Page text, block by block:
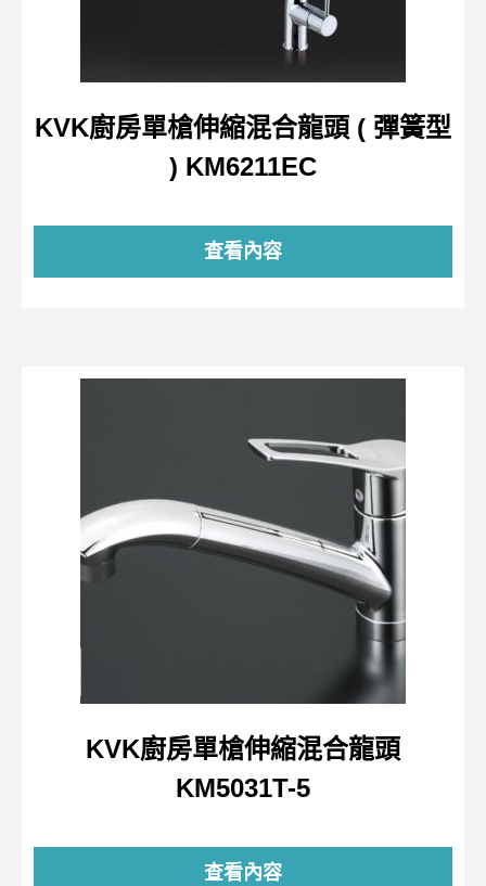
KVK廚房單槍伸縮混合龍頭 ( 彈簧型
) KM6211EC
查看內容
KVK廚房單槍伸縮混合龍頭
KM5031T-5
查看內容